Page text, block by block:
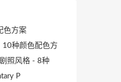
色方案
种颜色配色方
照风格 - 8种
P